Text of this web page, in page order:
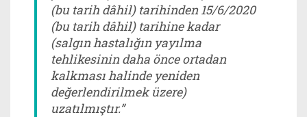
(bu tarih dâhil) tarihinden 15/6/2020
(bu tarih dâhil) tarihine kadar
(salgın hastalığın yayılma
tehlikesinin daha önce ortadan
kalkması halinde yeniden
değerlendirilmek üzere)
uzatılmıştır.”